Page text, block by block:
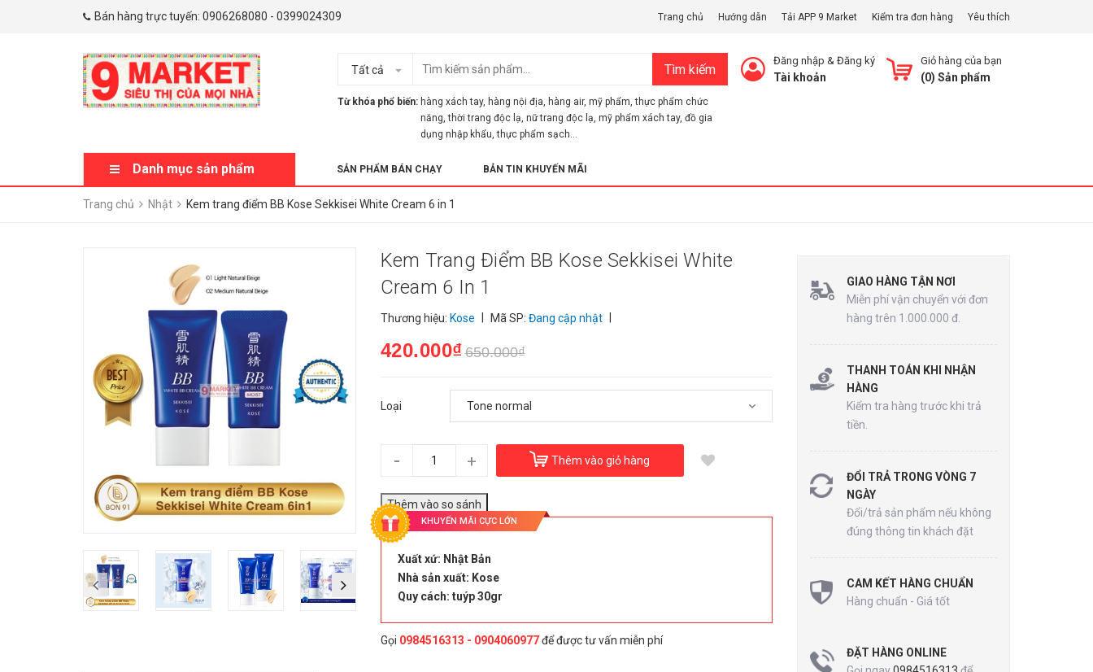
Bán hàng trực tuyến: 0906268080 - 0399024309 Trang chủ Hướng dẫn Tải APP 9 Market Kiểm tra đơn hàng Yêu thích
Tất cả Tìm kiếm
Từ khóa phổ biến: hàng xách tay, hàng nội địa, hàng air, mỹ phẩm,thực phẩm chức
năng,thời trang độc lạ, nữ trang độc lạ, mỹ phẩm xách tay, đồ gia
dụng nhập khẩu,thực phẩm sạch...
Giỏ hàng của bạn
(0) Sản phẩm
Đăng nhập & Đăng ký
Tài khoản
Danh mục sản phẩm SẢN PHẨM BÁN CHẠY BẢN TIN KHUYẾN MÃI
Trang chủ Nhật Kem trang điểm BB Kose Sekkisei White Cream 6 in 1
Kem Trang Điểm BB Kose Sekkisei White
Cream 6 In 1
Thương hiệu: Kose Mã SP: Đang cập nhật
420.000₫650.000₫
Loại
- + Thêm vào giỏ hàng
KHUYẾN MÃI CỰC LỚN
Xuất xứ: Nhật Bản
Nhà sản xuất: Kose
Quy cách: tuýp 30gr
Gọi 0984516313 - 0904060977để được tư vấn miễn phí
GIAO HÀNG TẬN NƠI
Miễn phí vận chuyển với đơn
hàng trên 1.000.000 đ.
THANH TOÁN KHI NHẬN
HÀNG
Kiểm tra hàng trước khi trả
tiền.
ĐỔI TRẢ TRONG VÒNG 7
NGÀY
Đổi/trả sản phẩm nếu không
đúng thông tin khách đặt
CAM KẾT HÀNG CHUẨN
Hàng chuẩn - Giá tốt
ĐẶT HÀNG ONLINE
420.000₫
Tone normal
Loại
Tone normal